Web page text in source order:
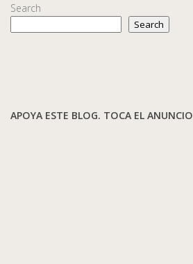
Search
Search
APOYA ESTE BLOG. TOCA EL ANUNCIO